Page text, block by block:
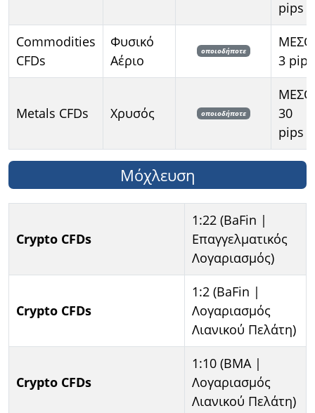
pips
Commodities
CFDs
Φυσικό
Αέριο
οποιοδήποτε
3 pips
Metals CFDs Χρυσός οποιοδήποτε
30
pips
Μόχλευση
Crypto CFDs
1:22 (BaFin |
Επαγγελματικός
Λογαριασμός)
Crypto CFDs
1:2 (BaFin |
Λογαριασμός
Λιανικού Πελάτη)
Crypto CFDs
1:10 (BMA |
Λογαριασμός
Λιανικού Πελάτη)